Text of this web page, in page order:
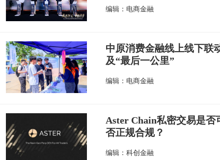
编辑：电商金融
中原消费金融线上线下联
及“最后一公里”
编辑：电商金融
Aster Chain私密交易是
否正规合规？
编辑：科创金融